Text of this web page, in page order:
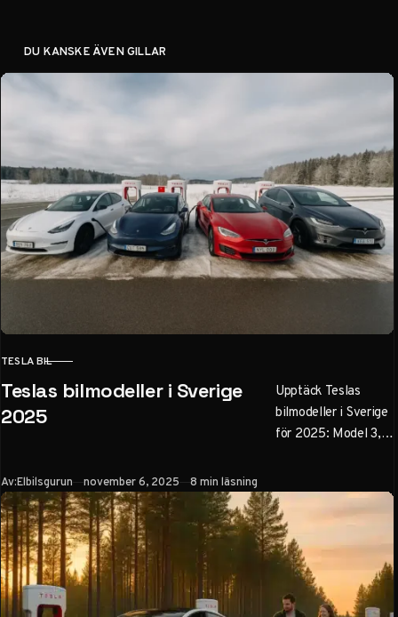
DU KANSKE ÄVEN GILLAR
KATEGORI
TESLA BIL
Teslas bilmodeller i Sverige
2025
Upptäck Teslas
bilmodeller i Sverige
för 2025: Model 3,
räckvidd upp till 660
km och Full Self-
Driving. Låga
ägandekostnader,
leasingalternativ och
tips för köp av elbil.
Av:Elbilsgurun Publicerad
november 6, 2025 8 min läsning